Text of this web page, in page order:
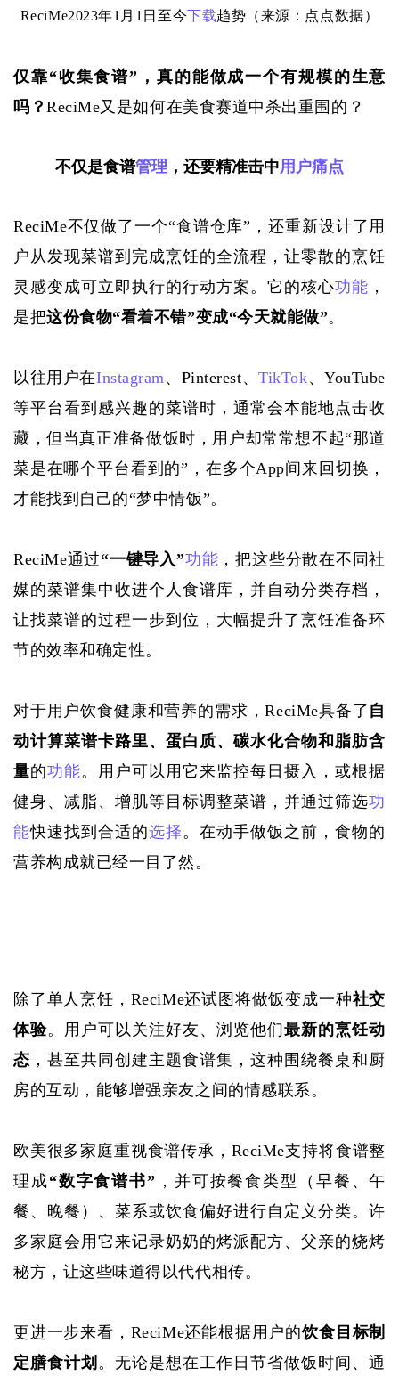
ReciMe2023年1月1日至今下载趋势（来源：点点数据）
仅靠“收集食谱”，真的能做成一个有规模的生意
吗？ReciMe又是如何在美食赛道中杀出重围的？
不仅是食谱管理 ，还要精准击中用户痛点
ReciMe不仅做了一个“食谱仓库”，还重新设计了用
户从发现菜谱到完成烹饪的全流程，让零散的烹饪
灵感变成可立即执行的行动方案。它的核心功能 ，
是把这份食物“看着不错”变成“今天就能做”。
以往用户在Instagram、Pinterest、TikTok、YouTube
等平台看到感兴趣的菜谱时，通常会本能地点击收
藏 ，但当真正准备做饭时， 用户却常常想不起“那道
菜是在哪个平台看到的”，在多个App间来回切换 ，
才能找到自己的“梦中情饭”。
ReciMe通过“一键导入”功能 ，把这些分散在不同社
媒的菜谱集中收进个人食谱库，并自动分类存档，
让找菜谱的过程一步到位，大幅提升了烹饪准备环
节的效率和确定性。
对于用户饮食健康和营养的需求 ，ReciMe具备了 自
动计算菜谱卡路里、蛋白质、碳水化合物和脂肪含
量的功能。用户可以用它来监控每日摄入，或根据
健身、减脂、增肌等目标调整菜谱，并通过筛选功
能快速找到合适的选择。在动手做饭 之前，食物的
营养构成就已经一目了然。
除了单人烹饪， ReciMe还试图将做饭变成一种社交
体验。用户可以关注好友、浏览他们最新的烹饪动
态 ，甚至共同创建主题食谱集，这种围绕餐桌和厨
房的互动，能够增强亲友之间的情感联系。
欧美很多家庭重视食谱传承， ReciMe支持将食谱整
理成“数字食谱书” ，并可按餐食类型（早餐、午
餐、晚餐）、菜系或饮食偏好进行自定义分类。许
多家庭会用它来记录奶奶的烤派配方、父亲的烧烤
秘方，让这些味道得以代代相传。
更进一步来看， ReciMe还能根据用户的饮食目标制
定膳食计划 。无论是想在工作日节省做饭时间、通